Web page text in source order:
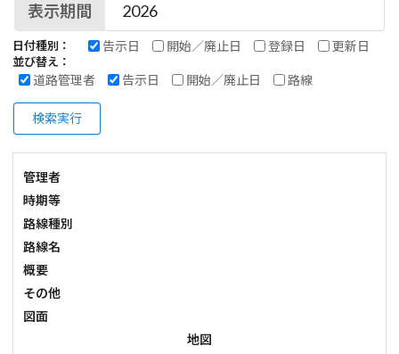
表示期間
日付種別： 告示日 開始／廃止日 登録日 更新日
並び替え：
道路管理者 告示日 開始／廃止日 路線
検索実行
管理者
時期等
路線種別
路線名
概要
その他
図面
地図